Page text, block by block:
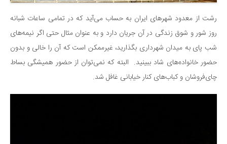
رشت از معدود شهرهای ایران به حساب می‌آید که در تمامی ساعات شبانه
روز شور و شوق زندگی در آن جریان دارد و به عنوان مثال حتی اگر نیمه‌های
شب پای به میدان شهرداری بگذارید، غیرممکن است که آن را خالی و بدون
حضور خانواده‌های شاد ببینید. البته که نمی‌توان از حضور همیشگی بساط
چای‌فروشان و کباب‌های کنار خیابانی غافل شد.